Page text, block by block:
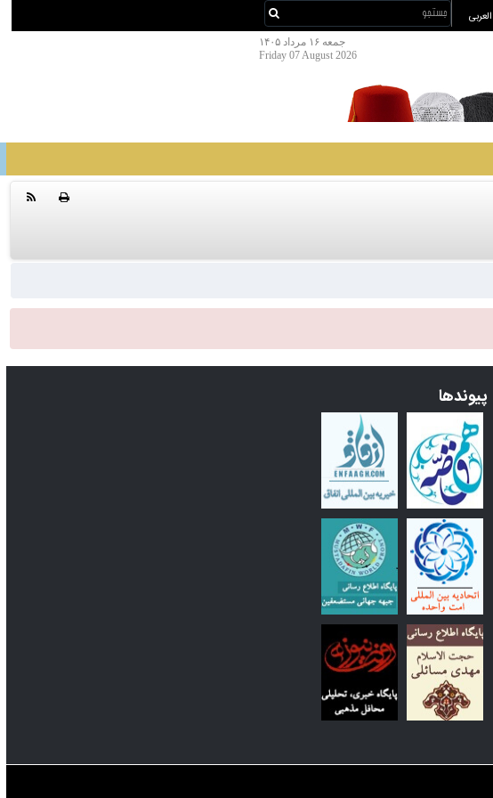
العربی
جمعه ۱۶ مرداد ۱۴۰۵
Friday 07 August 2026
پیوندها